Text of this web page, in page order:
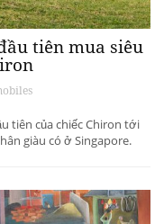
web như Chrono24 và sự
hồ cũ 3,5 tỷ USD, đồng
mục để thay đổi cuộc
đồng hồ.